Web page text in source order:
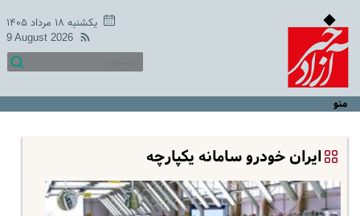
یکشنبه ۱۸ مرداد ۱۴۰۵
9 August 2026
منو
ایران خودرو سامانه یکپارچه